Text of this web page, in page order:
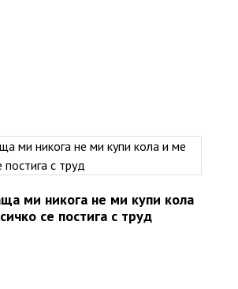
ми никога не ми купи кола
се постига с труд